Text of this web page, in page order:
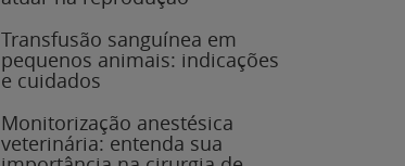
Transfusão sanguínea em
pequenos animais: indicações
e cuidados
Monitorização anestésica
veterinária: entenda sua
importância na cirurgia de